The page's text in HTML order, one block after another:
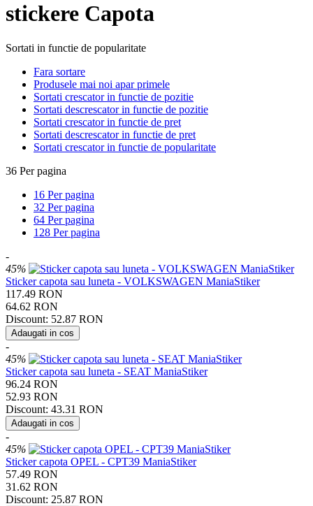
stickere Capota
Sortati in functie de popularitate
Fara sortare
Produsele mai noi apar primele
Sortati crescator in functie de pozitie
Sortati descrescator in functie de pozitie
Sortati crescator in functie de pret
Sortati descrescator in functie de pret
Sortati crescator in functie de popularitate
36 Per pagina
16 Per pagina
32 Per pagina
64 Per pagina
128 Per pagina
-
45%
Sticker capota sau luneta - VOLKSWAGEN ManiaStiker
117.49 RON
64.62 RON
Discount: 52.87 RON
Adaugati in cos
-
45%
Sticker capota sau luneta - SEAT ManiaStiker
96.24 RON
52.93 RON
Discount: 43.31 RON
Adaugati in cos
-
45%
Sticker capota OPEL - CPT39 ManiaStiker
57.49 RON
31.62 RON
Discount: 25.87 RON